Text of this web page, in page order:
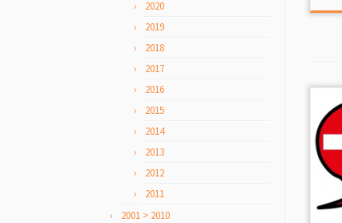
2020
2019
2018
2017
2016
2015
2014
2013
2012
2011
2001 > 2010